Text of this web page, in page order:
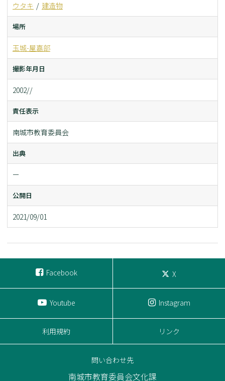
ウタキ 建造物
場所
玉城-屋嘉部
撮影年月日
2002//
責任表示
南城市教育委員会
出典
ー
公開日
2021/09/01
Facebook X
Youtube Instagram
利用規約 リンク
問い合わせ先
南城市教育委員会文化課